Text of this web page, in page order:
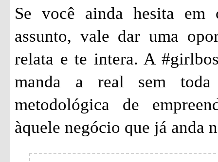
Se você ainda hesita em
assunto, vale dar uma
relata e te intera. A
manda a real sem
metodológica de
àquele negócio que já anda